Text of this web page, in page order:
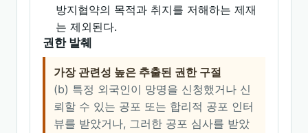
방지협약의 목적과 취지를 저해하는 제재
는 제외된다.
권한 발췌
가장 관련성 높은 추출된 권한 구절
(b) 특정 외국인이 망명을 신청했거나 신
뢰할 수 있는 공포 또는 합리적 공포 인터
뷰를 받았거나, 그러한 공포 심사를 받았